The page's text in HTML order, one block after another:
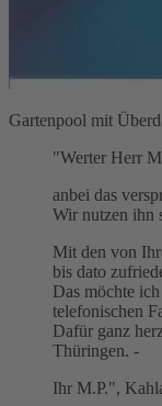
Gartenpool mit
"Werter Herr
anbei das
Wir nutzen ihn
Mit den von
bis dato
Das möchte
telefonischen
Dafür ganz
Thüringen. -
Ihr M.P.",